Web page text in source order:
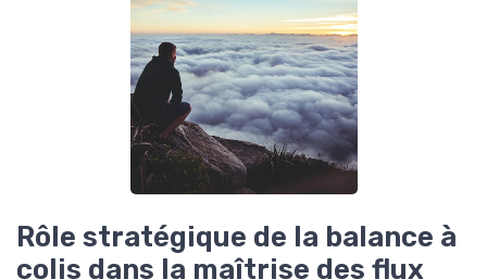
Rôle stratégique de la balance à
colis dans la maîtrise des flux